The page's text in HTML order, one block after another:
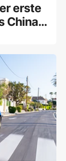
erste
China